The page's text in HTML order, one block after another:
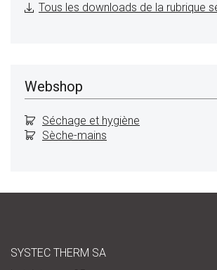
Tous les downloads de la rubrique
Webshop
Séchage et hygiène
Sèche-mains
SYSTEC THERM SA